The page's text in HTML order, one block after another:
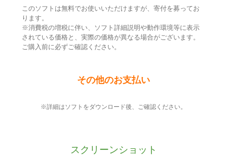
このソフトは無料でお使いいただけますが、寄付を募ってお
ります。
※消費税の増税に伴い、ソフト詳細説明や動作環境等に表示
されている価格と、実際の価格が異なる場合がございます。
ご購入前に必ずご確認ください。
その他のお支払い
※詳細はソフトをダウンロード後、ご確認ください。
スクリーンショット